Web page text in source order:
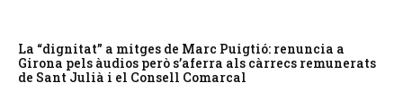
La “dignitat” a mitges de Marc Puigtió: renuncia a
Girona pels àudios però s’aferra als càrrecs remunerats
de Sant Julià i el Consell Comarcal